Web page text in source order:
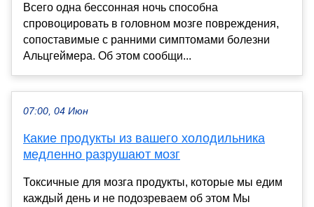
Всего одна бессонная ночь способна
спровоцировать в головном мозге повреждения,
сопоставимые с ранними симптомами болезни
Альцгеймера. Об этом сообщи...
07:00, 04 Июн
Какие продукты из вашего холодильника
медленно разрушают мозг
Токсичные для мозга продукты, которые мы едим
каждый день и не подозреваем об этом Мы